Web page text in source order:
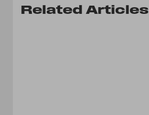
Related Articles